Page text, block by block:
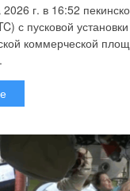
2026 г. в 16:52
с пусковой
коммерческой